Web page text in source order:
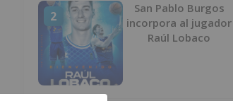
2
San Pablo Burgos
incorpora al jugador
Raúl Lobaco